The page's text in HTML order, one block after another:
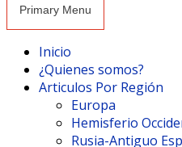
Primary Menu
Inicio
¿Quienes somos?
Articulos Por Región
Europa
Hemisferio
Rusia-Antiguo